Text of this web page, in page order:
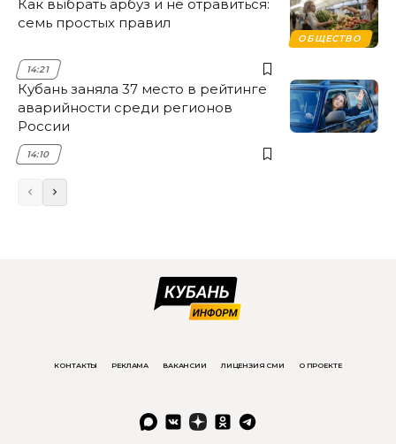
ОБЩЕСТВО
Как выбрать арбуз и не отравиться:
семь простых правил
14:21
Кубань заняла 37 место в рейтинге
аварийности среди регионов
России
14:10
КОНТАКТЫ РЕКЛАМА ВАКАНСИИ ЛИЦЕНЗИЯ СМИ О ПРОЕКТЕ